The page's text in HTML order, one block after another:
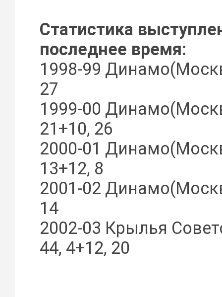
Статистика
последнее время:
1998-99
27
1999-00
21+10, 26
2000-01
13+12, 8
2001-02
14
2002-03 Крылья
44, 4+12, 20